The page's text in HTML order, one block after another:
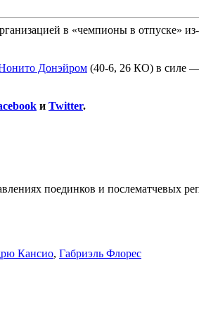
в «чемпионы в отпуске»
Донэйром (40-6, 26 КО) в силе —
и Twitter.
поединков и послематчевых
Кансио, Габриэль Флорес